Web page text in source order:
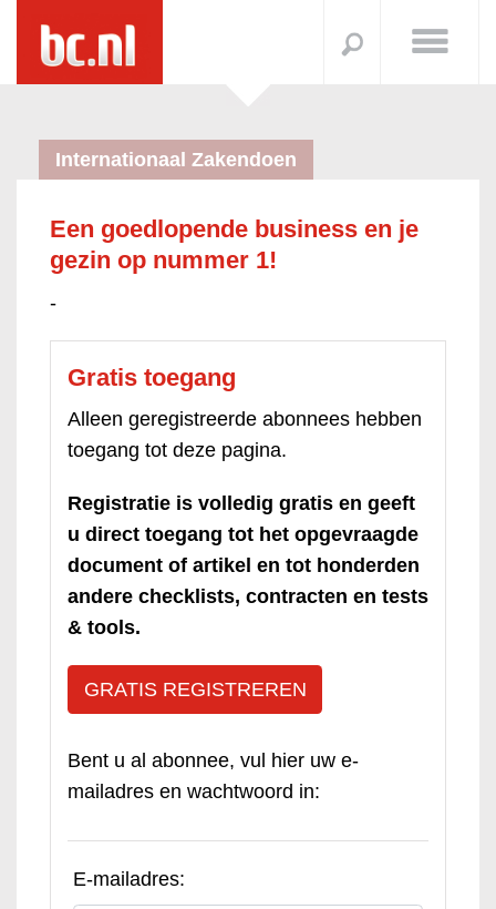
Internationaal Zakendoen
Een goedlopende business en je
gezin op nummer 1!
-
Gratis toegang
Alleen geregistreerde abonnees hebben
toegang tot deze pagina.
Registratie is volledig gratis en geeft
u direct toegang tot het opgevraagde
document of artikel en tot honderden
andere checklists, contracten en tests
& tools.
GRATIS REGISTREREN
Bent u al abonnee, vul hier uw e-
mailadres en wachtwoord in:
E-mailadres: